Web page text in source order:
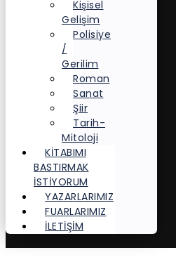
Kişisel
Gelişim
Polisiye
/
Gerilim
Roman
Sanat
Şiir
Tarih-
Mitoloji
KITABIMI
BASTIRMAK
İSTIYORUM
YAZARLARIMIZ
FUARLARIMIZ
İLETİŞİM